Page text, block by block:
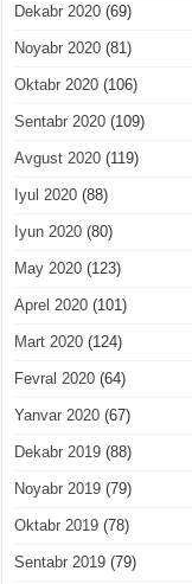
Dekabr 2020 (69)
Noyabr 2020 (81)
Oktabr 2020 (106)
Sentabr 2020 (109)
Avgust 2020 (119)
Iyul 2020 (88)
Iyun 2020 (80)
May 2020 (123)
Aprel 2020 (101)
Mart 2020 (124)
Fevral 2020 (64)
Yanvar 2020 (67)
Dekabr 2019 (88)
Noyabr 2019 (79)
Oktabr 2019 (78)
Sentabr 2019 (79)